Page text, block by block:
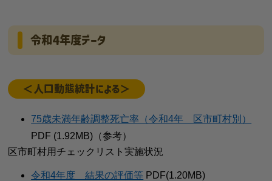
令和4年度データ
＜人口動態統計による＞
75歳未満年齢調整死亡率（令和4年 区市町村別）
PDF (1.92MB)（参考）
区市町村用チェックリスト実施状況
令和4年度 結果の評価等 PDF(1.20MB)